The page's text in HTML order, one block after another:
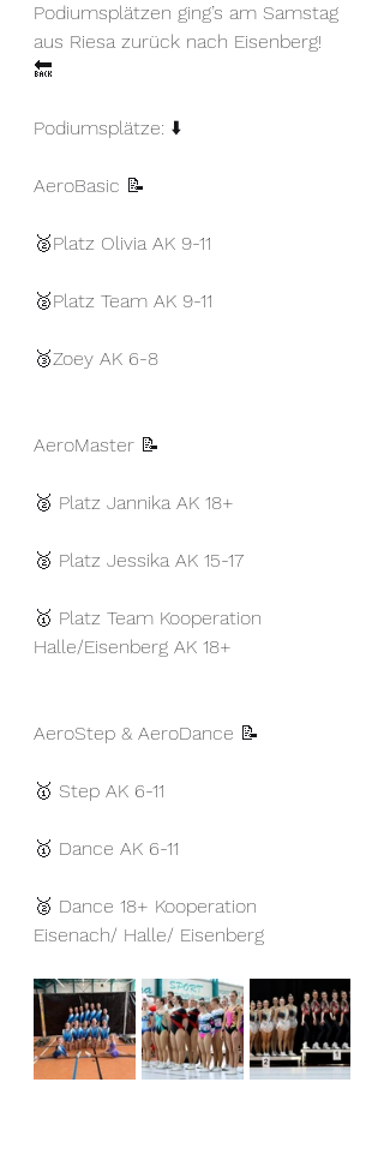
Podiumsplätzen ging’s am Samstag
aus Riesa zurück nach Eisenberg!
🔙
Podiumsplätze: ⬇️
AeroBasic 📝
🥈Platz Olivia AK 9-11
🥈Platz Team AK 9-11
🥉Zoey AK 6-8
AeroMaster 📝
🥈 Platz Jannika AK 18+
🥈 Platz Jessika AK 15-17
🥇 Platz Team Kooperation
Halle/Eisenberg AK 18+
AeroStep & AeroDance 📝
🥇 Step AK 6-11
🥇 Dance AK 6-11
🥈 Dance 18+ Kooperation
Eisenach/ Halle/ Eisenberg